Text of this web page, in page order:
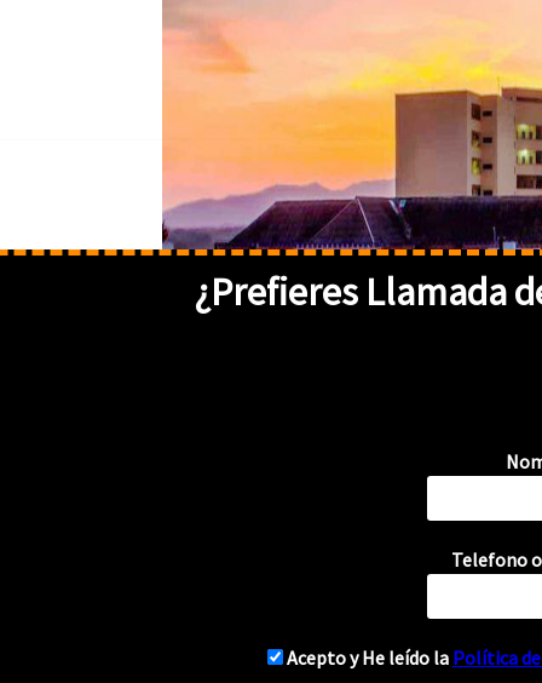
¿Prefieres Llamada
Telefono
Acepto y He leído la Política